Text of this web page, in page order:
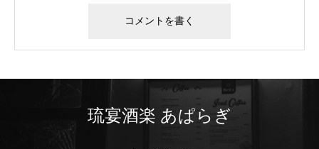
琉宴酒楽 あぱらぎ